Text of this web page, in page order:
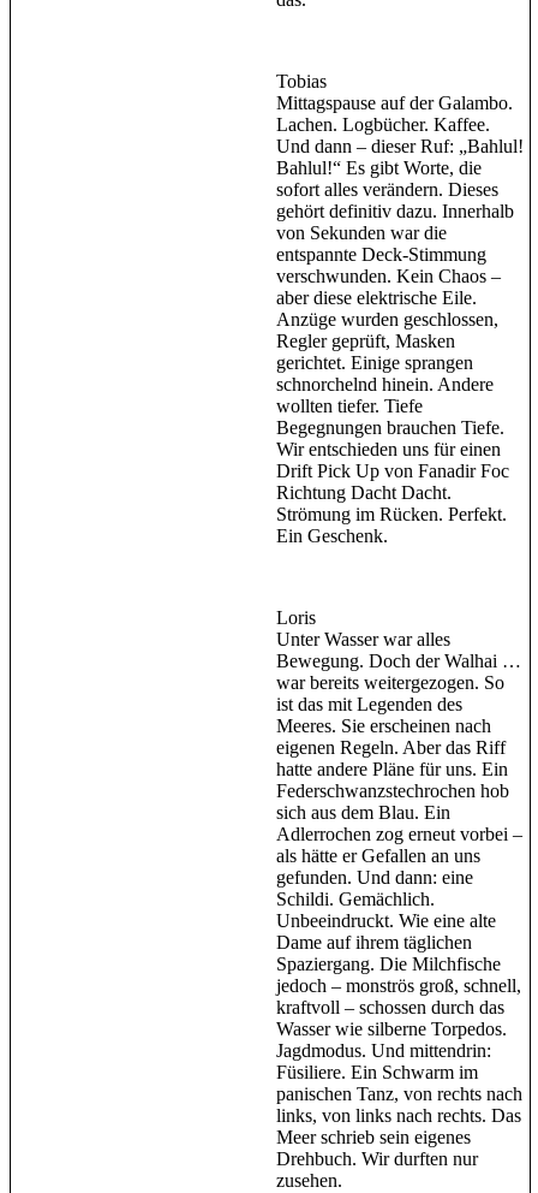
Tobias
Mittagspause auf der Galambo.
Lachen. Logbücher. Kaffee.
Und dann – dieser Ruf: „Bahlul!
Bahlul!“ Es gibt Worte, die
sofort alles verändern. Dieses
gehört definitiv dazu. Innerhalb
von Sekunden war die
entspannte Deck-Stimmung
verschwunden. Kein Chaos –
aber diese elektrische Eile.
Anzüge wurden geschlossen,
Regler geprüft, Masken
gerichtet. Einige sprangen
schnorchelnd hinein. Andere
wollten tiefer. Tiefe
Begegnungen brauchen Tiefe.
Wir entschieden uns für einen
Drift Pick Up von Fanadir Foc
Richtung Dacht Dacht.
Strömung im Rücken. Perfekt.
Ein Geschenk.
Loris
Unter Wasser war alles
Bewegung. Doch der Walhai …
war bereits weitergezogen. So
ist das mit Legenden des
Meeres. Sie erscheinen nach
eigenen Regeln. Aber das Riff
hatte andere Pläne für uns. Ein
Federschwanzstechrochen hob
sich aus dem Blau. Ein
Adlerrochen zog erneut vorbei –
als hätte er Gefallen an uns
gefunden. Und dann: eine
Schildi. Gemächlich.
Unbeeindruckt. Wie eine alte
Dame auf ihrem täglichen
Spaziergang. Die Milchfische
jedoch – monströs groß, schnell,
kraftvoll – schossen durch das
Wasser wie silberne Torpedos.
Jagdmodus. Und mittendrin:
Füsiliere. Ein Schwarm im
panischen Tanz, von rechts nach
links, von links nach rechts. Das
Meer schrieb sein eigenes
Drehbuch. Wir durften nur
zusehen.